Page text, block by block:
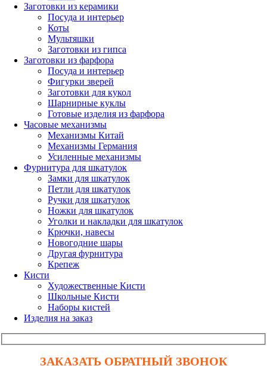
Заготовки из керамики
Посуда и интерьер
Коты
Мультяшки
Заготовки из гипса
Заготовки из фарфора
Посуда и интерьер
Фигурки зверей
Заготовки для кукол
Шарнирные куклы
Готовые изделия из фарфора
Часовые механизмы
Механизмы Китай
Механизмы Германия
Усиленные механизмы
Фурнитура для шкатулок
Замки для шкатулок
Петли для шкатулок
Ручки для шкатулок
Ножки для шкатулок
Уголки и накладки для шкатулок
Крючки, навесы
Новогодние шары
Другая фурнитура
Крепеж
Кисти
Художественные Кисти
Школьные Кисти
Наборы кистей
Изделия на заказ
ЗАКАЗАТЬ ОБРАТНЫЙ ЗВОНОК